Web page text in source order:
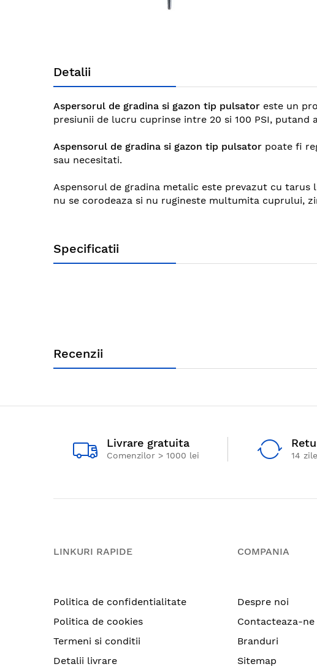
the
beginning
the
images
Detalii
Aspersorul de gradina si gazon tip pulsator este un
presiunii de lucru cuprinse intre 20 si 100 PSI,
Aspensorul de gradina si gazon tip pulsator poate fi
sau necesitati.
Aspensorul de gradina metalic este prevazut cu
nu se corodeaza si nu rugineste multumita cuprului,
Specificatii
Recenzii
Livrare gratuita
Comenzilor > 1000 lei 14
LINKURI RAPIDE
Politica de confidentialitate
Politica de cookies
Termeni si conditii
Detalii livrare
COMPANIA
Despre noi
Contacteaza-ne
Branduri
Sitemap